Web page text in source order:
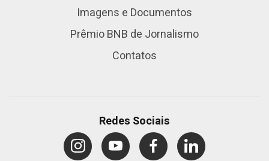
Imagens e Documentos
Prêmio BNB de Jornalismo
Contatos
Redes Sociais